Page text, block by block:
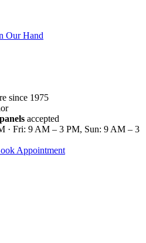
Our Hand
since 1975
accepted
· Fri: 9 AM – 3 PM, Sun: 9 AM – 3
Appointment